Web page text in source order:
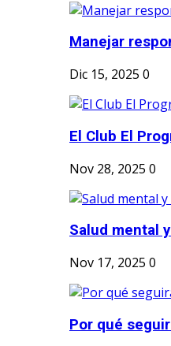
Manejar
Dic 15, 2025 0
El Club El
Nov 28, 2025 0
Salud mental
Nov 17, 2025 0
Por qué